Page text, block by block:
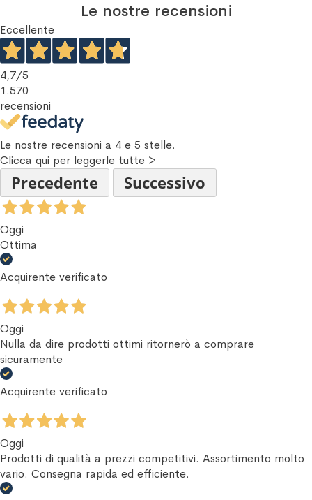
Le nostre recensioni
Eccellente
4,7/5
1.570
recensioni
Le nostre recensioni a 4 e 5 stelle.
Clicca qui per leggerle tutte >
Precedente Successivo
Oggi
Ottima
Acquirente verificato
Oggi
Nulla da dire prodotti ottimi ritornerò a comprare
sicuramente
Acquirente verificato
Oggi
Prodotti di qualità a prezzi competitivi. Assortimento molto
vario. Consegna rapida ed efficiente.